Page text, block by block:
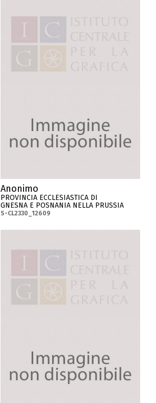
Anonimo
PROVINCIA ECCLESIASTICA DI
GNESNA E POSNANIA NELLA PRUSSIA
S-CL2330_12609